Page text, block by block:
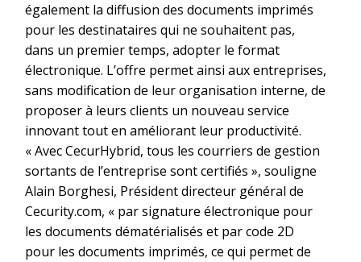
également la diffusion des documents imprimés
pour les destinataires qui ne souhaitent pas,
dans un premier temps, adopter le format
électronique. L’offre permet ainsi aux entreprises,
sans modification de leur organisation interne, de
proposer à leurs clients un nouveau service
innovant tout en améliorant leur productivité.
« Avec CecurHybrid, tous les courriers de gestion
sortants de l’entreprise sont certifiés », souligne
Alain Borghesi, Président directeur général de
Cecurity.com, « par signature électronique pour
les documents dématérialisés et par code 2D
pour les documents imprimés, ce qui permet de